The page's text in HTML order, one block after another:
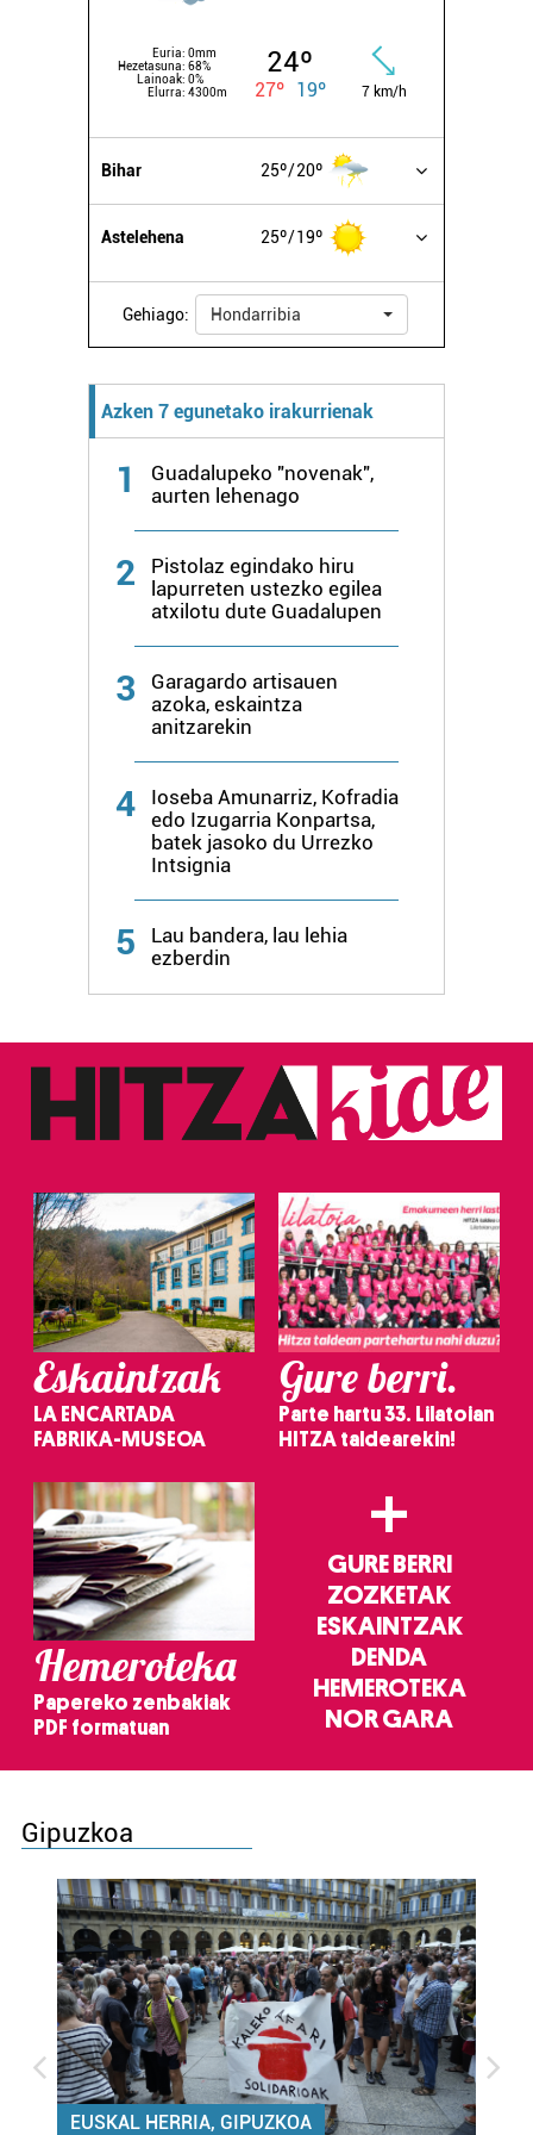
Euria: 0mm
Hezetasuna: 68%
Lainoak: 0%
Elurra: 4300m
24º
27º 19º 7 km/h
Bihar 25º 20º
Astelehena 25º 19º
Gehiago: Hondarribia
Azken 7 egunetako irakurrienak
1
Guadalupeko "novenak",
aurten lehenago
2
Pistolaz egindako hiru
lapurreten ustezko egilea
atxilotu dute Guadalupen
3
Garagardo artisauen
azoka, eskaintza
anitzarekin
4
Ioseba Amunarriz, Kofradia
edo Izugarria Konpartsa,
batek jasoko du Urrezko
Intsignia
5
Lau bandera, lau lehia
ezberdin
Eskaintzak
LA ENCARTADA
FABRIKA-MUSEOA
Gure berri.
Parte hartu 33. Lilatoian
HITZA taldearekin!
Hemeroteka
Papereko zenbakiak
PDF formatuan
+
GURE BERRI
ZOZKETAK
ESKAINTZAK
DENDA
HEMEROTEKA
NOR GARA
Gipuzkoa
EUSKAL HERRIA, GIPUZKOA